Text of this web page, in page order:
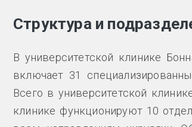
Структура и
В университетской клинике
включает 31
Всего в университетской
клинике функционируют 10